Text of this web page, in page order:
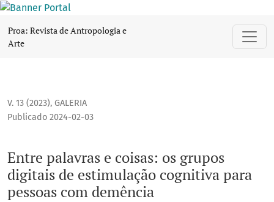
Proa: Revista de Antropologia e
Arte
V. 13 (2023), GALERIA
Entre palavras e coisas: os grupos
digitais de estimulação cognitiva para
pessoas com demência
Publicado 2024-02-03